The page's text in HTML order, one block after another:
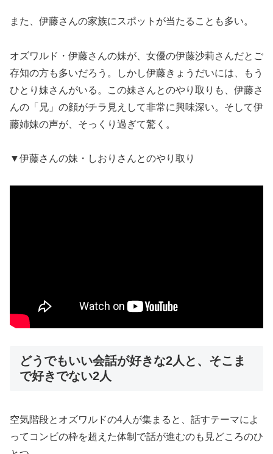
また、伊藤さんの家族にスポットが当たることも多い。
オズワルド・伊藤さんの妹が、女優の伊藤沙莉さんだとご
存知の方も多いだろう。しかし伊藤きょうだいには、もう
ひとり妹さんがいる。この妹さんとのやり取りも、伊藤さ
んの「兄」の顔がチラ見えして非常に興味深い。そして伊
藤姉妹の声が、そっくり過ぎて驚く。
▼伊藤さんの妹・しおりさんとのやり取り
どうでもいい会話が好きな2人と、そこま
で好きでない2人
空気階段とオズワルドの4人が集まると、話すテーマによ
ってコンビの枠を超えた体制で話が進むのも見どころのひ